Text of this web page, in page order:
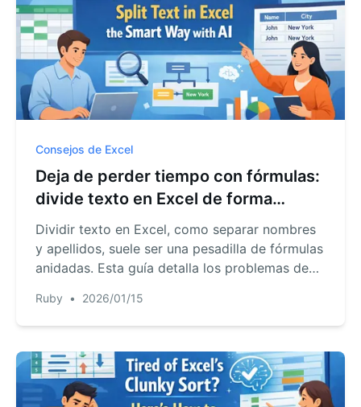
Consejos de Excel
Deja de perder tiempo con fórmulas:
divide texto en Excel de forma
inteligente con IA
Dividir texto en Excel, como separar nombres
y apellidos, suele ser una pesadilla de fórmulas
anidadas. Esta guía detalla los problemas de
forma más rápida de separar datos al instante
con la IA de RowSpeak y lenguaje natural.
Ruby • 2026/01/15